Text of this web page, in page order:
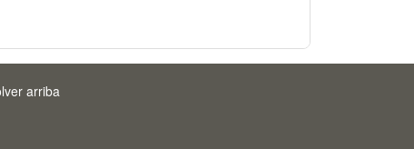
arriba